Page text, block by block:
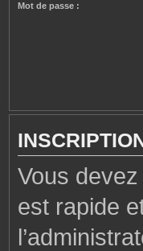
Mot de passe :
Vous
est rapide